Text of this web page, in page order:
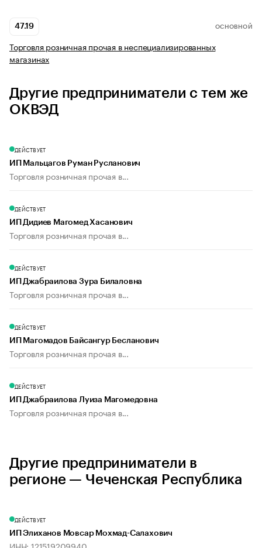
47.19 ОСНОВНОЙ
Торговля розничная прочая в неспециализированных
магазинах
Другие предприниматели с тем же
ОКВЭД
ДЕЙСТВУЕТ
ИП Мальцагов Руман Русланович
Торговля розничная прочая в...
ДЕЙСТВУЕТ
ИП Дидиев Магомед Хасанович
Торговля розничная прочая в...
ДЕЙСТВУЕТ
ИП Джабраилова Зура Билаловна
Торговля розничная прочая в...
ДЕЙСТВУЕТ
ИП Магомадов Байсангур Бесланович
Торговля розничная прочая в...
ДЕЙСТВУЕТ
ИП Джабраилова Луиза Магомедовна
Торговля розничная прочая в...
Другие предприниматели в
регионе — Чеченская Республика
ДЕЙСТВУЕТ
ИП Элиханов Мовсар Мохмад-Салахович